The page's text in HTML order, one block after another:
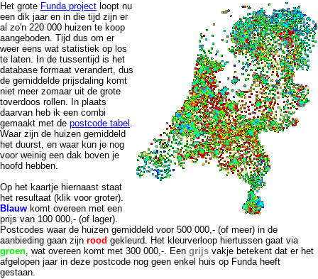
Het grote Funda project loopt nu
een dik jaar en in die tijd zijn er
al zo'n 220 000 huizen te koop
aangeboden. Tijd dus om er
weer eens wat statistiek op los
te laten. In de tussentijd is het
database formaat verandert, dus
de gemiddelde prijsdaling komt
niet meer zomaar uit de grote
toverdoos rollen. In plaats
daarvan heb ik een combi
gemaakt met de postcode tabel .
Waar zijn de huizen gemiddeld
het duurst, en waar kun je nog
voor weinig een dak boven je
hoofd hebben.
Op het kaartje hiernaast staat
het resultaat (klik voor groter).
Blauw komt overeen met een
prijs van 100 000,- (of lager).
Postcodes waar de huizen gemiddeld voor 500 000,- (of meer) in de
aanbieding gaan zijn rood gekleurd. Het kleurverloop hiertussen gaat via
groen, wat overeen komt met 300 000,-. Een grijs vakje betekent dat er het
afgelopen jaar in deze postcode nog geen enkel huis op Funda heeft
gestaan.